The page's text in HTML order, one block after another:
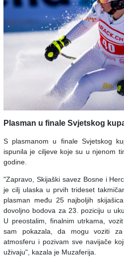
Plasman u finale Svjetskog
S plasmanom u finale Svjetskog
ispunila je ciljeve koje su u njenom
godine.
"Zapravo, Skijaški savez Bosne i
je cilj ulaska u prvih trideset
plasman među 25 najboljih
dovoljno bodova za 23. poziciju u
U preostalim, finalnim utrkama,
sam pokazala, da mogu voziti za
atmosferu i pozivam sve navijače
uživaju", kazala je Muzaferija.